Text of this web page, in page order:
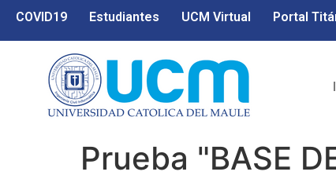
COVID19 Estudiantes UCM Virtual Portal
Prueba "BASE